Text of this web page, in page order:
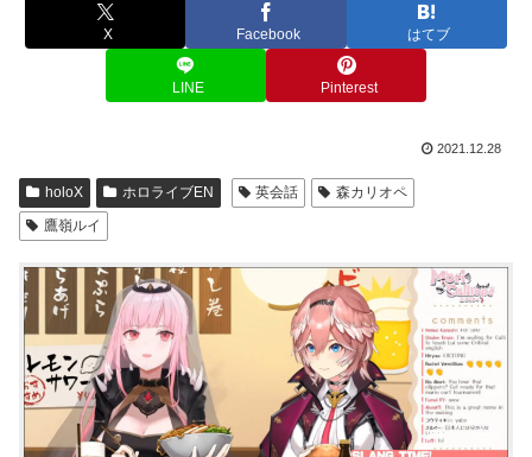
X Facebook はてブ
LINE Pinterest
2021.12.28
holoX ホロライブEN 英会話
森カリオペ
鷹嶺ルイ